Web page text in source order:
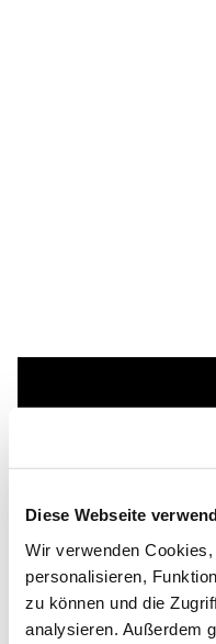
Diese Webseite
Wir verwenden
personalisieren,
zu können und die
analysieren. Außerdem
Dies